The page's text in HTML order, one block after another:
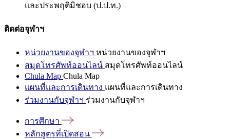
และประพฤติมิชอบ (ป.ป.ท.)
ติดต่อจุฬาฯ
หน่วยงานของจุฬาฯ หน่วยงานของจุฬาฯ
สมุดโทรศัพท์ออนไลน์ สมุดโทรศัพท์ออนไลน์
Chula Map Chula Map
แผนที่และการเดินทาง แผนที่และการเดินทาง
ร่วมงานกับจุฬาฯ ร่วมงานกับจุฬาฯ
การศึกษา
หลักสูตรที่เปิดสอน